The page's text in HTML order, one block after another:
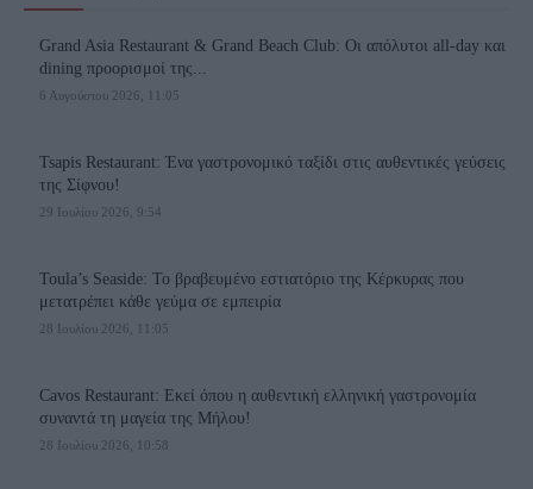
Grand Asia Restaurant & Grand Beach Club: Οι απόλυτοι all-day και
dining προορισμοί της...
6 Αυγούστου 2026, 11:05
Tsapis Restaurant: Ένα γαστρονομικό ταξίδι στις αυθεντικές γεύσεις
της Σίφνου!
29 Ιουλίου 2026, 9:54
Toula’s Seaside: Το βραβευμένο εστιατόριο της Κέρκυρας που
μετατρέπει κάθε γεύμα σε εμπειρία
28 Ιουλίου 2026, 11:05
Cavos Restaurant: Εκεί όπου η αυθεντική ελληνική γαστρονομία
συναντά τη μαγεία της Μήλου!
28 Ιουλίου 2026, 10:58